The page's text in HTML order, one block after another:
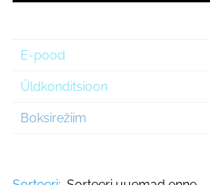
E-pood
Üldkonditsioon
Boksirežiim